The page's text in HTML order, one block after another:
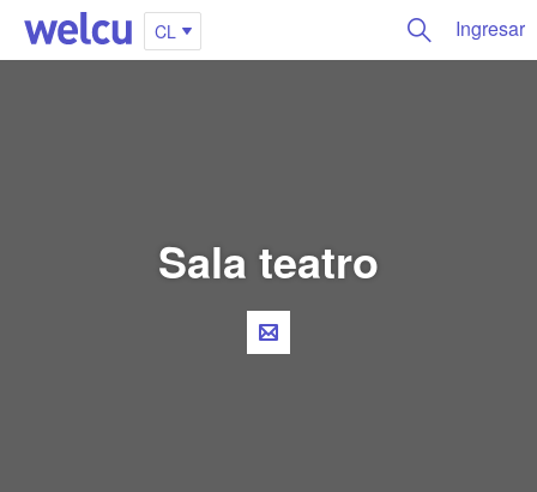
CL Ingresar
Sala teatro